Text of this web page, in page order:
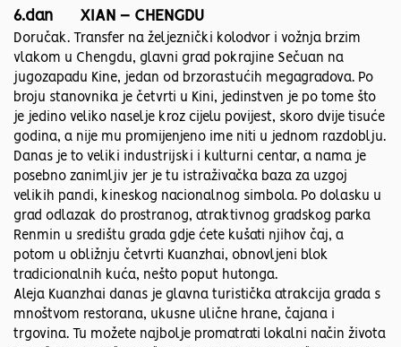
6.dan XIAN – CHENGDU
Doručak. Transfer na željeznički kolodvor i vožnja brzim
vlakom u Chengdu, glavni grad pokrajine Sečuan na
jugozapadu Kine, jedan od brzorastućih megagradova. Po
broju stanovnika je četvrti u Kini, jedinstven je po tome što
je jedino veliko naselje kroz cijelu povijest, skoro dvije tisuće
godina, a nije mu promijenjeno ime niti u jednom razdoblju.
Danas je to veliki industrijski i kulturni centar, a nama je
posebno zanimljiv jer je tu istraživačka baza za uzgoj
velikih pandi, kineskog nacionalnog simbola. Po dolasku u
grad odlazak do prostranog, atraktivnog gradskog parka
Renmin u središtu grada gdje ćete kušati njihov čaj, a
potom u obližnju četvrti Kuanzhai, obnovljeni blok
tradicionalnih kuća, nešto poput hutonga.
Aleja Kuanzhai danas je glavna turistička atrakcija grada s
mnoštvom restorana, ukusne ulične hrane, čajana i
trgovina. Tu možete najbolje promatrati lokalni način života